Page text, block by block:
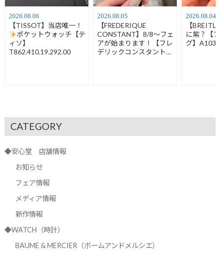
2026.08.06
【TISSOT】当店唯一！
ポケットウォッチ【テ
ィソ】
T862.410.19.292.00
2026.08.05
【FREDERIQUE
CONSTANT】8/8～フェ
アが始まります！【フレ
デリックコンスタント】
2026.08.04
【
に紫？【
グ】
CATEGORY
◆安心堂 店舗情報
お知らせ
フェア情報
メディア情報
新作情報
◆WATCH（時計）
BAUME & MERCIER（ボームアンドメルシエ）